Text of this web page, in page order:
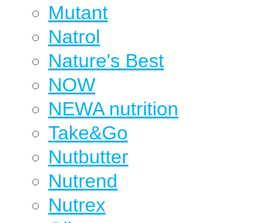
Mutant
Natrol
Nature's Best
NOW
NEWA nutrition
Take&Go
Nutbutter
Nutrend
Nutrex